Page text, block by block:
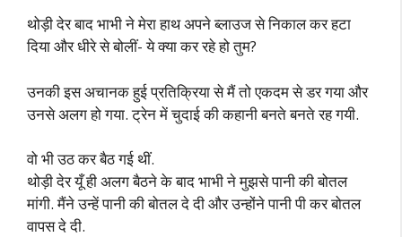
थोड़ी देर बाद भाभी ने मेरा हाथ अपने ब्लाउज से निकाल कर हटा
दिया और धीरे से बोलीं- ये क्या कर रहे हो तुम?
उनकी इस अचानक हुई प्रतिक्रिया से मैं तो एकदम से डर गया और
उनसे अलग हो गया. ट्रेन में चुदाई की कहानी बनते बनते रह गयी.
वो भी उठ कर बैठ गई थीं.
थोड़ी देर यूँ ही अलग बैठने के बाद भाभी ने मुझसे पानी की बोतल
मांगी. मैंने उन्हें पानी की बोतल दे दी और उन्होंने पानी पी कर बोतल
वापस दे दी.